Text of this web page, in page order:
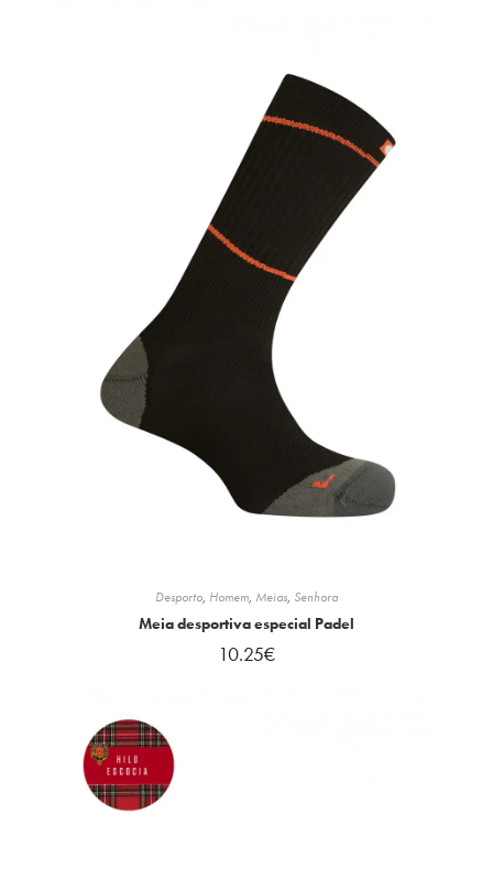
Desporto, Homem, Meias, Senhora
Meia desportiva especial Padel
10.25€